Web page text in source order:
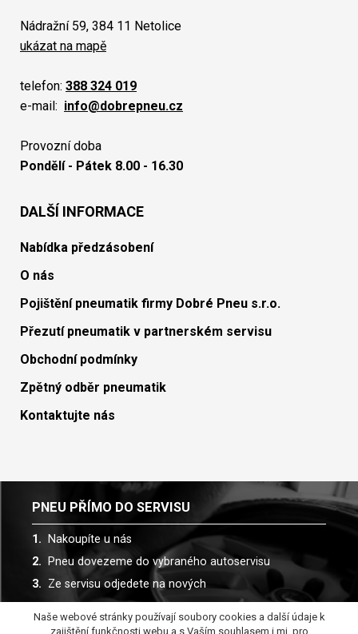
Nádražní 59, 384 11 Netolice
ukázat na mapě
telefon: 388 324 019
e-mail: info@dobrepneu.cz
Provozní doba
Pondělí - Pátek 8.00 - 16.30
DALŠÍ INFORMACE
Nabídka předzásobení
O nás
Pojištění pneumatik firmy Dobré Pneu s.r.o.
Přezutí pneumatik v partnerském servisu
Obchodní podmínky
Zpětný odběr pneumatik
Kontaktujte nás
PNEU PŘÍMO DO SERVISU
Nakoupíte u nás
Pneu dovezeme do vybraného autoservisu
Ze servisu odjedete na nových
Spolupracujeme s více než 30 autoservisy
Naše webové stránky používají soubory cookies a další údaje k
zajištění funkčnosti webu a s Vaším souhlasem i mj. pro